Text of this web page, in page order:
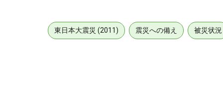
東日本大震災 (2011) 震災への備え 被災状況